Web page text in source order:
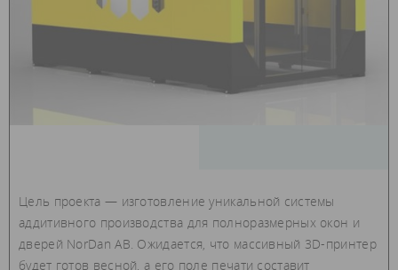
Цель проекта — изготовление уникальной системы
аддитивного производства для полноразмерных окон и
дверей NorDan AB. Ожидается, что массивный 3D-принтер
будет готов весной, а его поле печати составит